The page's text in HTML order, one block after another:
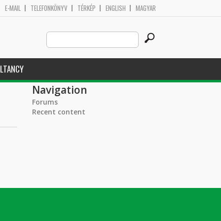
E-MAIL TELEFONKÖNYV TÉRKÉP ENGLISH MAGYAR
Search
this
site
Navigation
Forums
Recent content